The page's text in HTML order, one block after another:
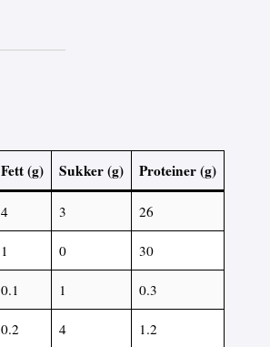
Fett (g) Sukker (g) Proteiner (g)
4 3 26
1 0 30
0.1 1 0.3
0.2 4 1.2